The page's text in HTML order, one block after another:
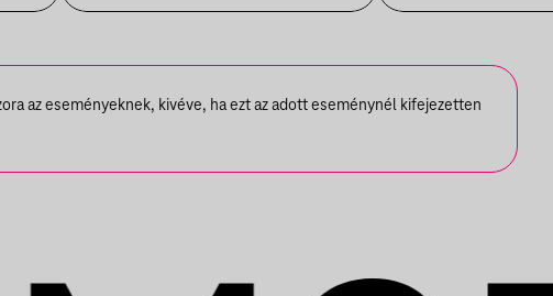
az eseményeknek, kivéve, ha ezt az adott eseménynél kifejezetten